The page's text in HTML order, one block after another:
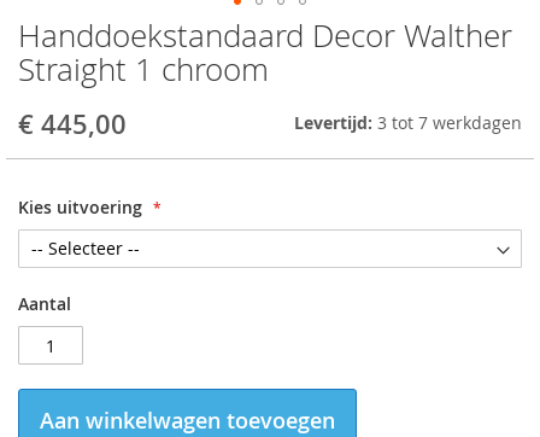
Handdoekstandaard Decor Walther
Straight 1 chroom
€ 445,00 Levertijd: 3 tot 7 werkdagen
Kies uitvoering
Aantal
Aan winkelwagen toevoegen
Skip
to
the
of
gallery